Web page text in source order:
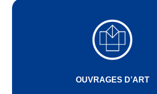
OUVRAGES D’ART